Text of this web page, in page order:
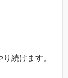
続けます。